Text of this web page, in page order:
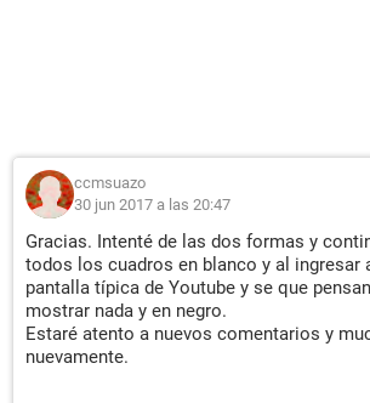
ccmsuazo
30 jun 2017 a las 20:47
Gracias. Intenté de las dos formas y
todos los cuadros en blanco y al ingresar
pantalla típica de Youtube y se que
mostrar nada y en negro.
Estaré atento a nuevos comentarios y
nuevamente.